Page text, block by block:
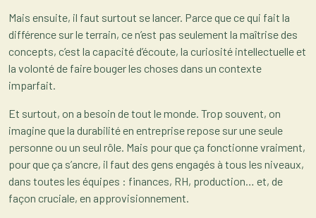
Mais ensuite, il faut surtout se lancer. Parce que ce qui fait la
différence sur le terrain, ce n’est pas seulement la maîtrise des
concepts, c’est la capacité d’écoute, la curiosité intellectuelle et
la volonté de faire bouger les choses dans un contexte
imparfait.
Et surtout, on a besoin de tout le monde. Trop souvent, on
imagine que la durabilité en entreprise repose sur une seule
personne ou un seul rôle. Mais pour que ça fonctionne vraiment,
pour que ça s’ancre, il faut des gens engagés à tous les niveaux,
dans toutes les équipes : finances, RH, production… et, de
façon cruciale, en approvisionnement.